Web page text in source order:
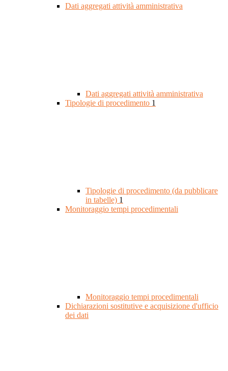
Dati aggregati attività amministrativa
Dati aggregati attività amministrativa
Tipologie di procedimento 1
Tipologie di procedimento (da pubblicare
in tabelle) 1
Monitoraggio tempi procedimentali
Monitoraggio tempi procedimentali
Dichiarazioni sostitutive e acquisizione d'ufficio
dei dati